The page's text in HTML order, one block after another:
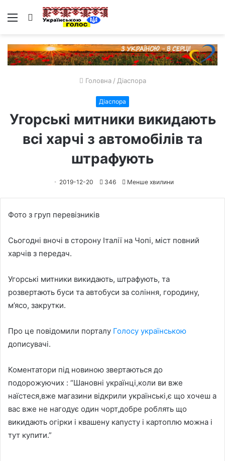
Меню Пошук
Головна / Діаспора
Діаспора
Угорські митники викидають
всі харчі з автомобілів та
штрафують
2019-12-20 346 Менше хвилини
Фото з груп перевізників
Сьогодні вночі в сторону Італії на Чопі, міст повний
харчів з передач.
Угорські митники викидають, штрафують, та
розвертають буси та автобуси за соління, городину,
м’ясо, закрутки.
Про це повідомили порталу Голосу українською
дописувачі.
Коментатори під новиною звертаються до
подорожуючих : “Шановні українці,коли ви вже
наїстеся,вже магазини відкрили українські,є що хочеш а
вас вже не нагодує один чорт,добре роблять що
викидають огірки і квашену капусту і картоплю можна і
тут купити.”